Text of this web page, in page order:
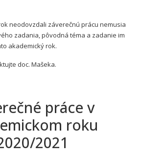
neodovzdali záverečnú prácu nemusia
zadania, pôvodná téma a zadanie im
akademický rok.
doc. Mašeka.
práce v
roku
2021